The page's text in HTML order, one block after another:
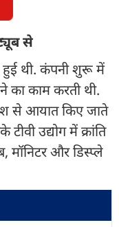
से
थी. कंपनी शुरू में
का काम करती थी.
से आयात किए जाते
उद्योग में क्रांति
मॉनिटर और डिस्प्ले